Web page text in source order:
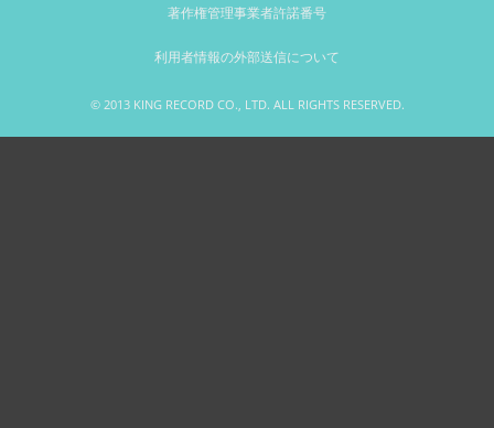
著作権管理事業者許諾番号
利用者情報の外部送信について
© 2013 KING RECORD CO., LTD. ALL RIGHTS RESERVED.